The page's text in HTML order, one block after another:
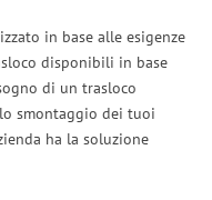
in base alle esigenze
disponibili in base
di un trasloco
smontaggio dei tuoi
ha la soluzione